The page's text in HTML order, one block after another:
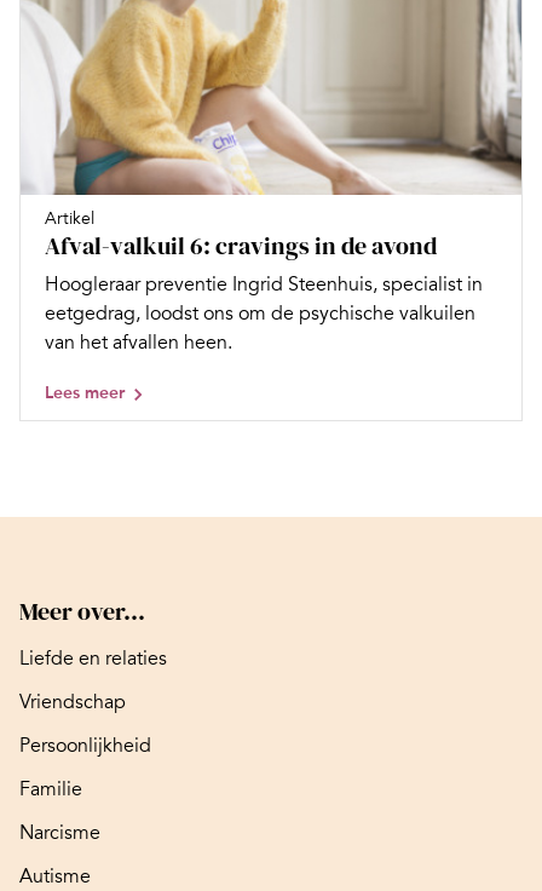
Artikel
Afval-valkuil 6: cravings in de avond
Hoogleraar preventie Ingrid Steenhuis, specialist in
eetgedrag, loodst ons om de psychische valkuilen
van het afvallen heen.
Lees meer
Meer over...
Liefde en relaties
Vriendschap
Persoonlijkheid
Familie
Narcisme
Autisme